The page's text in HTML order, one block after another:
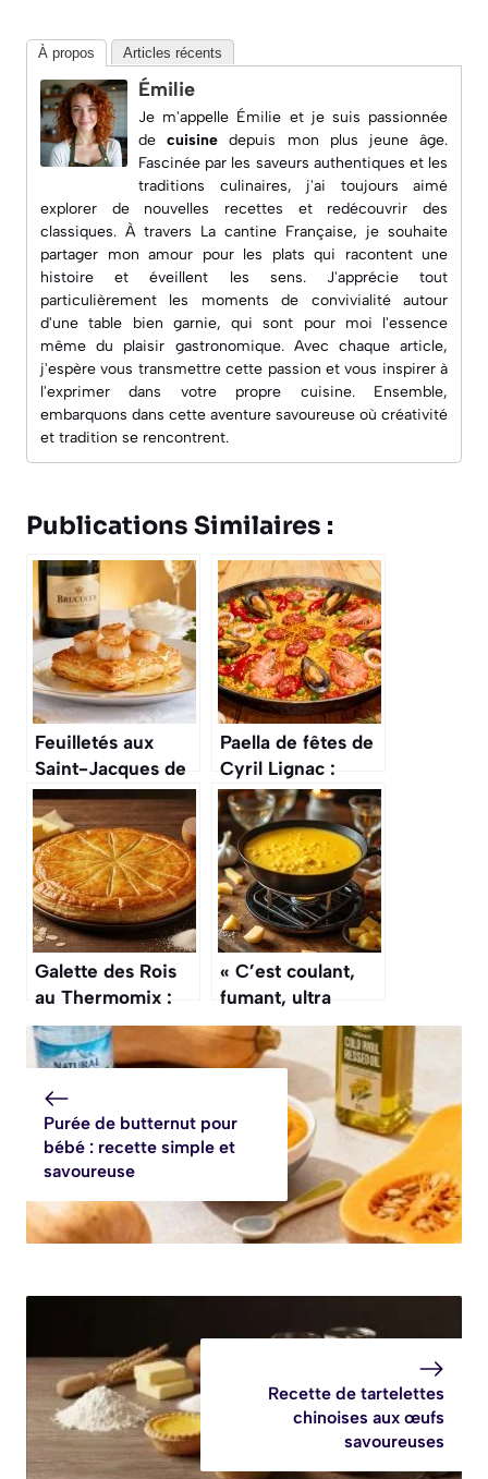
À propos Articles récents
Émilie
Je m'appelle Émilie et je suis passionnée
decuisine depuis mon plus jeune âge.
Fascinée par les saveurs authentiques et les
traditions culinaires, j'ai toujours aimé
explorer de nouvelles recettes et redécouvrir des
classiques. À travers La cantine Française, je souhaite
partager mon amour pour les plats qui racontent une
histoire et éveillent les sens. J'apprécie tout
particulièrement les moments de convivialité autour
d'une table bien garnie, qui sont pour moi l'essence
même du plaisir gastronomique. Avec chaque article,
j'espère vous transmettre cette passion et vous inspirer à
l'exprimer dans votre propre cuisine. Ensemble,
embarquons dans cette aventure savoureuse où créativité
et tradition se rencontrent.
Publications Similaires :
Feuilletés aux
Saint-Jacques de
Cyril Lignac :
recette exquise à
la sauce
champagne
Paella de fêtes de
Cyril Lignac :
recette
gourmande
Galette des Rois
au Thermomix :
recette Facile et
Rapide
« C’est coulant,
fumant, ultra
réconfortant » : la
recette de fondue
savoyarde de
Cyril Lignac à
tester absolument
ce mois-ci
Purée de butternut pour
bébé : recette simple et
savoureuse
Recette de tartelettes
chinoises aux œufs
savoureuses